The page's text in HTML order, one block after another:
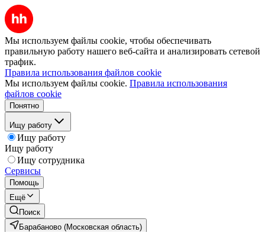
Мы используем файлы cookie, чтобы обеспечивать
правильную работу нашего веб-сайта и анализировать сетевой
трафик.
Правила использования файлов cookie
Мы используем файлы cookie. Правила использования
файлов cookie
Понятно
Ищу работу
Ищу работу
Ищу работу
Ищу сотрудника
Сервисы
Помощь
Ещё
Поиск
Барабаново (Московская область)